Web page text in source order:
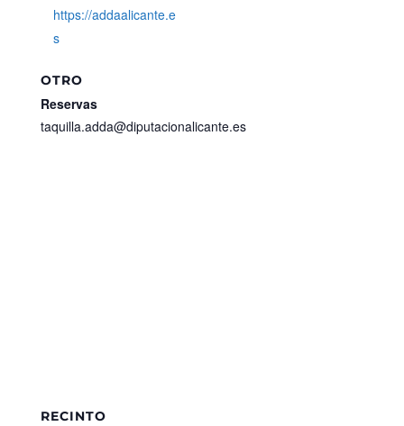
https://addaalicante.e
s
OTRO
Reservas
taquilla.adda@diputacionalicante.es
RECINTO